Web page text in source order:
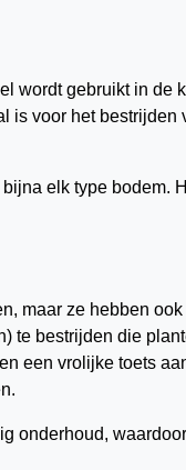
wordt gebruikt in de
is voor het
elk type bodem.
maar ze hebben
te bestrijden die
een vrolijke toets
onderhoud,